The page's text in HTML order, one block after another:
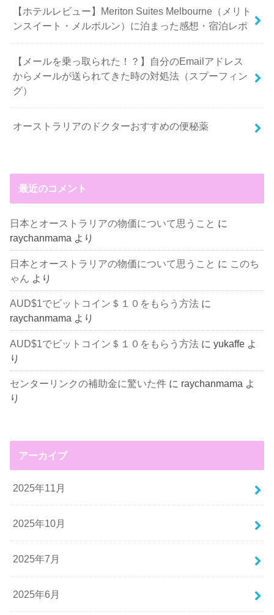
【ホテルレビュー】Meriton Suites Melbourne（メリト
ンスイート・メルボルン）に泊まった感想・宿泊レポ
【メールを乗っ取られた！？】自分のEmailアドレス
からメールが送られてきた時の対処法（スプーフィン
グ）
オーストラリアのドクターおすすめの便秘薬
最近のコメント
日本とオーストラリアの物価について思うこと に
raychanmama より
日本とオーストラリアの物価について思うこと に このち
ゃん より
AUD$1でビットコイン＄１０をもらう方法 に
raychanmama より
AUD$1でビットコイン＄１０をもらう方法 にyukaffe よ
り
センターリンクの補助金に驚いた件 に raychanmama よ
り
アーカイブ
2025年11月
2025年10月
2025年7月
2025年6月